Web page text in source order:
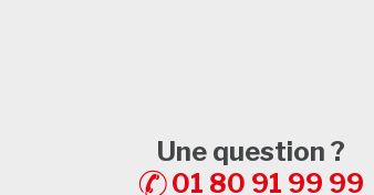
Une question ?
01 80 91 99 99